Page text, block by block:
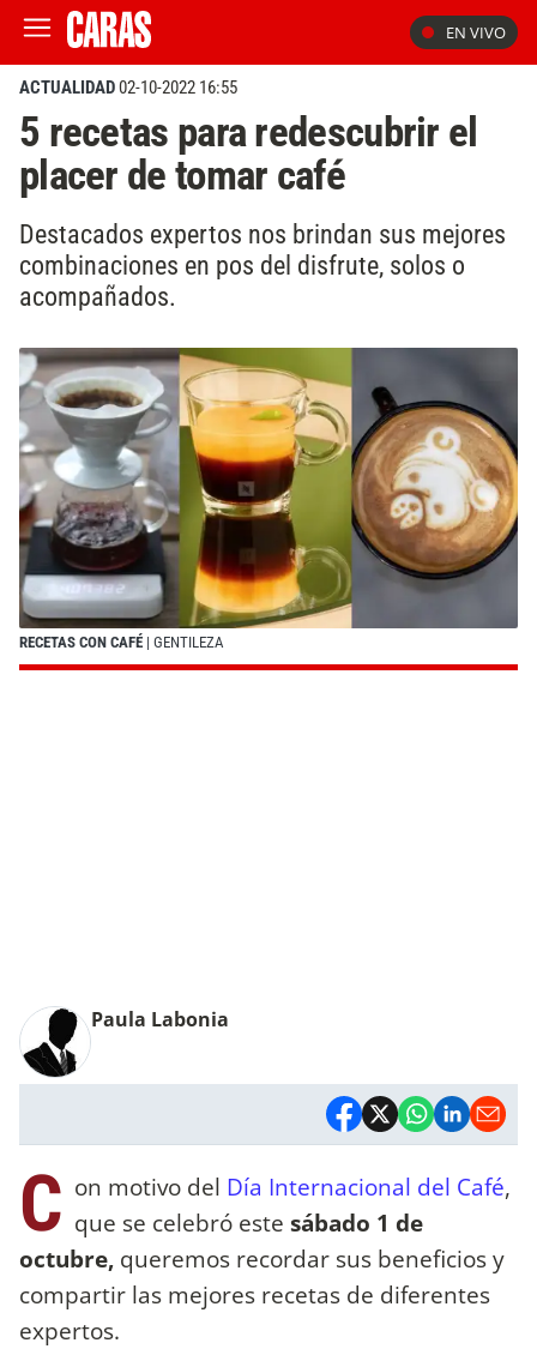
EN VIVO
ACTUALIDAD02-10-2022 16:55
5 recetas para redescubrir el
placer de tomar café
Destacados expertos nos brindan sus mejores
combinaciones en pos del disfrute, solos o
acompañados.
RECETAS CON CAFÉ | GENTILEZA
Paula Labonia
C on motivo del Día Internacional del Café,
que se celebró este sábado 1 de
octubre, queremos recordar sus beneficios y
compartir las mejores recetas de diferentes
expertos.